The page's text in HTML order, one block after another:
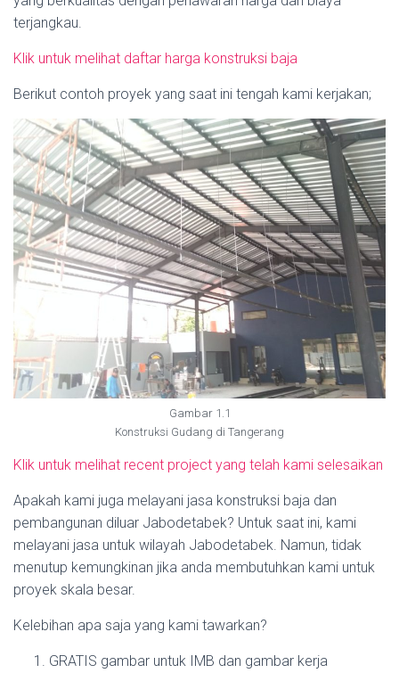
terjangkau.
Klik untuk melihat daftar harga konstruksi baja
Berikut contoh proyek yang saat ini tengah kami kerjakan;
Gambar 1.1
Konstruksi Gudang di Tangerang
Klik untuk melihat recent project yang telah kami selesaikan
Apakah kami juga melayani jasa konstruksi baja dan
pembangunan diluar Jabodetabek? Untuk saat ini, kami
melayani jasa untuk wilayah Jabodetabek. Namun, tidak
menutup kemungkinan jika anda membutuhkan kami untuk
proyek skala besar.
Kelebihan apa saja yang kami tawarkan?
GRATIS gambar untuk IMB dan gambar kerja